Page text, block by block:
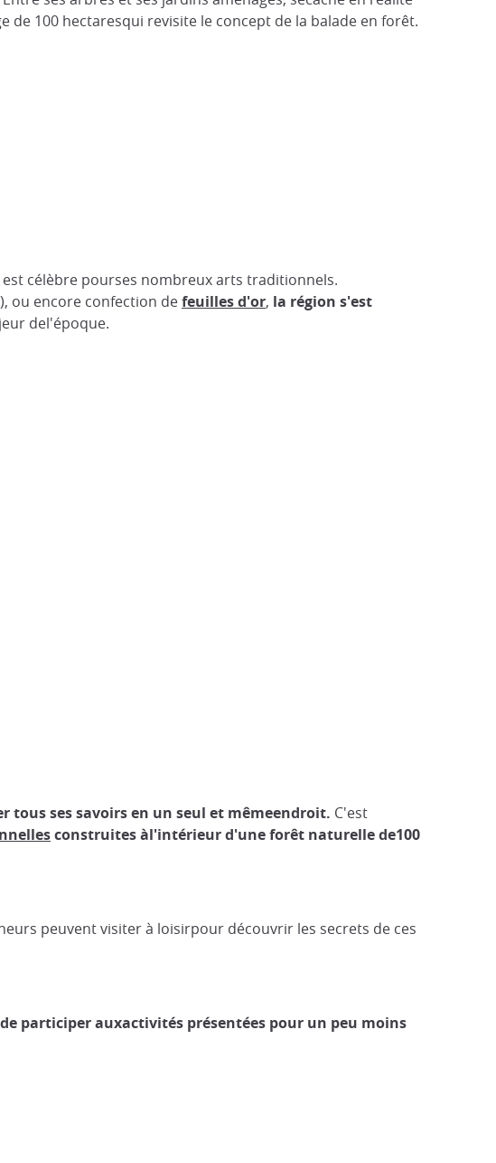
100 hectaresqui revisite le concept de la balade en forêt.
est célèbre pourses nombreux arts traditionnels.
ou encore confection defeuilles d'or, la région s'est
del'époque.
tous ses savoirs en un seul et mêmeendroit. C'est
construitesàl'intérieur d'une forêt naturellede100
peuvent visiter à loisirpour découvrir les secrets de ces
participer auxactivités présentées pour un peu moins